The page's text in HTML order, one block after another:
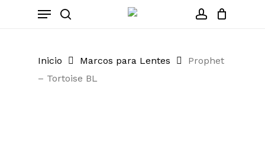
Menu
Inicio Marcos para Lentes
Prophet
– Tortoise BL